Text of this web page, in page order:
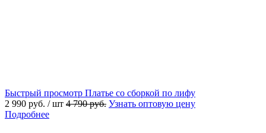
Быстрый просмотр Платье со сборкой по лифу
2 990 руб. / шт 4 790 руб. Узнать оптовую цену
Подробнее